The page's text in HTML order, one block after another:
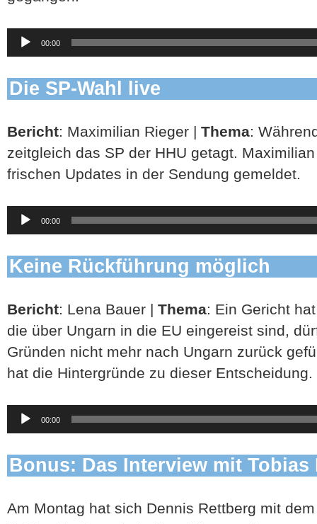
Audio-
Player
00:00
Die SP-Wahl live
Bericht: Maximilian Rieger | Thema:
zeitgleich das SP der HHU getagt.
frischen Updates in der Sendung gemeldet.
Audio-
Player
00:00
Keine Rückführung möglich
Bericht: Lena Bauer | Thema: Ein Gericht
die über Ungarn in die EU eingereist sind,
Gründen nicht mehr nach Ungarn zurück
hat die Hintergründe zu dieser Entscheidung.
Audio-
Player
00:00
Bonus: Das Interview mit Tobias
Am Montag hat sich Dennis Rettberg mit